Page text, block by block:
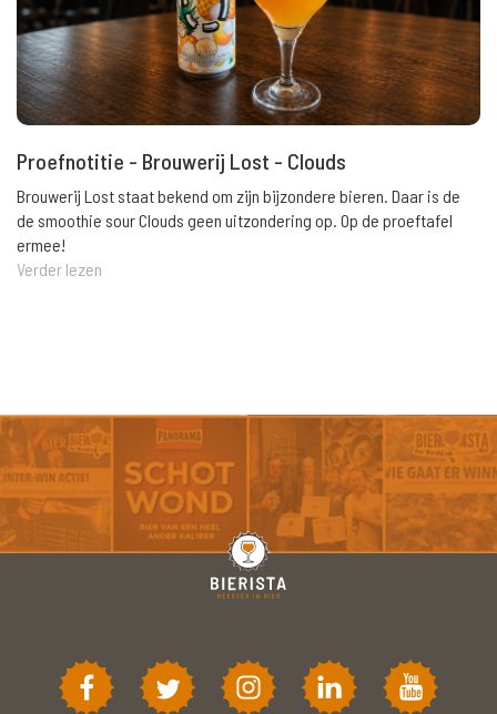
Proefnotitie - Brouwerij Lost - Clouds
Brouwerij Lost staat bekend om zijn bijzondere bieren. Daar is de
de smoothie sour Clouds geen uitzondering op. Op de proeftafel
ermee!
Verder lezen